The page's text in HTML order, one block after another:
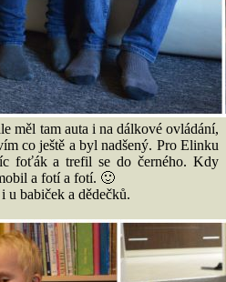
měl tam auta i na dálkové ovládání,
co ještě a byl nadšený. Pro Elinku
foťák a trefil se do černého. Kdy
a fotí a fotí. 🙂
u babiček a dědečků.